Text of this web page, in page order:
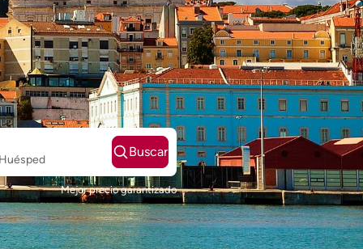
Buscar
Mejor precio garantizado